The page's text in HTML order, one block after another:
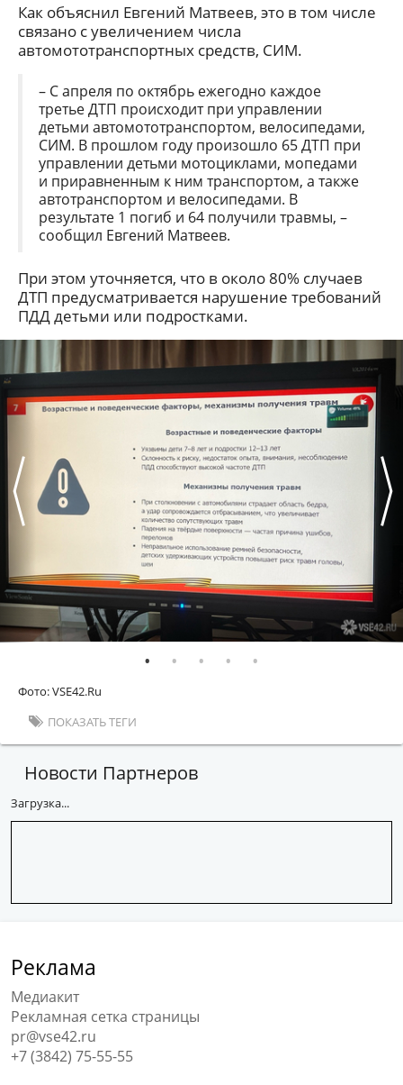
Как объяснил Евгений Матвеев, это в том числе
связано с увеличением числа
автомототранспортных средств, СИМ.
– С апреля по октябрь ежегодно каждое
третье ДТП происходит при управлении
детьми автомототранспортом, велосипедами,
СИМ. В прошлом году произошло 65 ДТП при
управлении детьми мотоциклами, мопедами
и приравненным к ним транспортом, а также
автотранспортом и велосипедами. В
результате 1 погиб и 64 получили травмы, –
сообщил Евгений Матвеев.
При этом уточняется, что в около 80% случаев
ДТП предусматривается нарушение требований
ПДД детьми или подростками.
Фото: VSE42.Ru
ПОКАЗАТЬ ТЕГИ
Новости Партнеров
Загрузка...
Реклама
Медиакит
Рекламная сетка страницы
pr@vse42.ru
+7 (3842) 75-55-55